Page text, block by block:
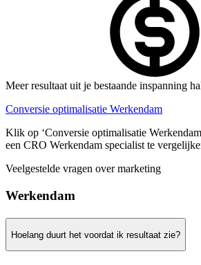
Meer resultaat uit je bestaande inspanning
Conversie optimalisatie Werkendam
Klik op ‘Conversie optimalisatie
een CRO Werkendam specialist te
Veelgestelde vragen over marketing
Werkendam
Hoelang duurt het voordat ik resultaat zie?